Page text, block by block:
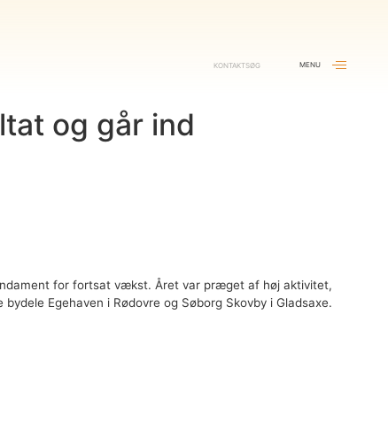
KontaktSøg
Menu
Se mere
og går ind
for fortsat vækst. Året var præget af høj aktivitet,
Egehaven i Rødovre og Søborg Skovby i Gladsaxe.